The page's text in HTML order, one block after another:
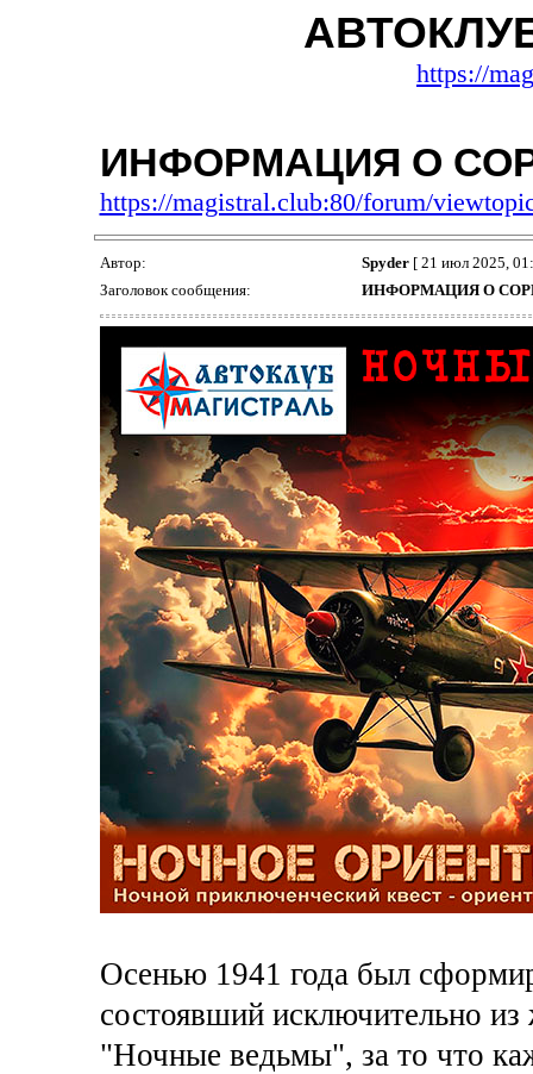
https://
ИНФОРМАЦИЯ О
https://magistral.club:80/forum/
Автор: Spyder[ 21 июл 2025,
Заголовок сообщения:
ИНФОРМАЦИЯ О
Осенью 1941 года был
состоявший исключительно
"Ночные ведьмы", за то что